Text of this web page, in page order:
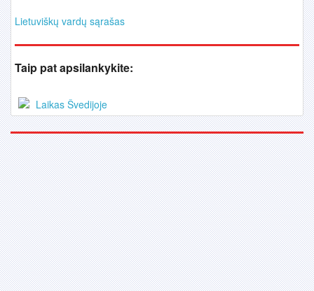
Lietuviškų vardų sąrašas
Taip pat apsilankykite:
Laikas Švedijoje